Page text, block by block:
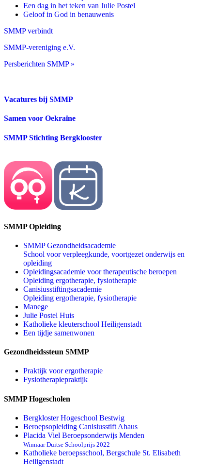
Een dag in het teken van Julie Postel
Geloof in God in benauwenis
SMMP verbindt
SMMP-vereniging e.V.
Persberichten SMMP »
Vacatures bij SMMP
Samen voor Oekraïne
SMMP Stichting Bergklooster
SMMP Opleiding
SMMP Gezondheidsacademie
School voor verpleegkunde, voortgezet onderwijs en
opleiding
Opleidingsacademie voor therapeutische beroepen
Opleiding ergotherapie, fysiotherapie
Canisiusstiftingsacademie
Opleiding ergotherapie, fysiotherapie
Manege
Julie Postel Huis
Katholieke kleuterschool Heiligenstadt
Een tijdje samenwonen
Gezondheidssteun SMMP
Praktijk voor ergotherapie
Fysiotherapiepraktijk
SMMP Hogescholen
Bergkloster Hogeschool Bestwig
Beroepsopleiding Canisiusstift Ahaus
Placida Viel Beroepsonderwijs Menden
Winnaar Duitse Schoolprijs 2022
Katholieke beroepsschool, Bergschule St. Elisabeth
Heiligenstadt